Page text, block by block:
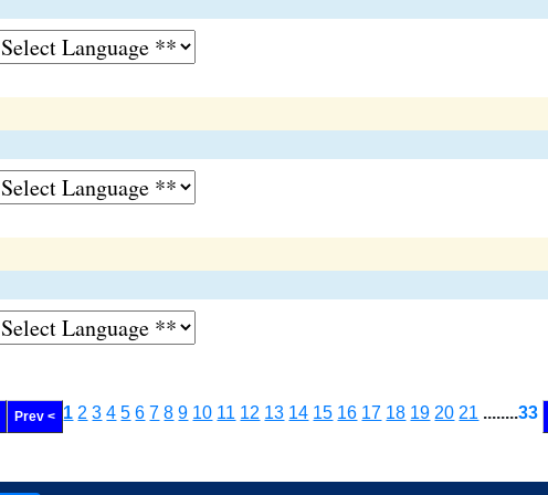
Prev < 1 2 3 4 5 6 7 8 9 10 11 12 13 14 15 16 17 18 19 20 21 ........33